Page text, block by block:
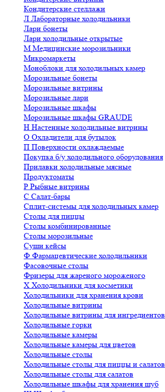
Кондитерские стеллажи
Л Лабораторные холодильники
Лари бонеты
Лари холодильные открытые
М Медицинские морозильники
Микромаркеты
Моноблоки для холодильных камер
Морозильные бонеты
Морозильные витрины
Морозильные лари
Морозильные шкафы
Морозильные шкафы GRAUDE
Н Настенные холодильные витрины
О Охладители для бутылок
П Поверхности охлаждаемые
Покупка б/у холодильного оборудования
Прилавки холодильные мясные
Продуктоматы
Р Рыбные витрины
С Салат-бары
Сплит-системы для холодильных камер
Столы для пиццы
Столы комбинированные
Столы морозильные
Суши кейсы
Ф Фармацевтические холодильники
Фасовочные столы
Фризеры для жареного мороженого
Х Холодильники для косметики
Холодильники для хранения крови
Холодильные витрины
Холодильные витрины для ингредиентов
Холодильные горки
Холодильные камеры
Холодильные камеры для цветов
Холодильные столы
Холодильные столы для пиццы и салатов
Холодильные столы для салатов
Холодильные шкафы для хранения шуб